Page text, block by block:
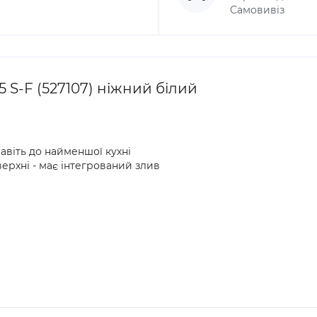
Самовивіз
F (527107) ніжний білий
до найменшої кухні
- має інтегрований злив